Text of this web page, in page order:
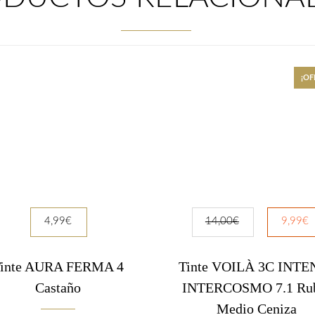
4,99€
AURA FERMA 4
Castaño
14,00€ 9,99€
Tinte VOILÀ 3C
INTERCOSMO 7.1
Medio Ceniza
C/ Hernán Cortes, 13. 23700 Linares (Jaén)